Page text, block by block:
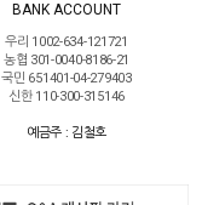
BANK ACCOUNT
우리 1002-634-121721
농협 301-0040-8186-21
국민 651401-04-279403
신한 110-300-315146
예금주 : 김철호